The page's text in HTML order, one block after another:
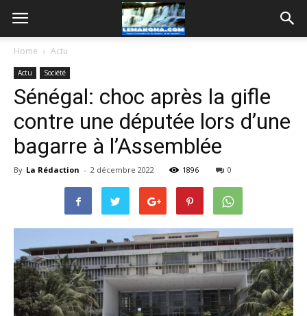
Home Actu
Actu Société
Sénégal: choc après la gifle
contre une députée lors d’une
bagarre à l’Assemblée
By La Rédaction - 2 décembre 2022 1896 0